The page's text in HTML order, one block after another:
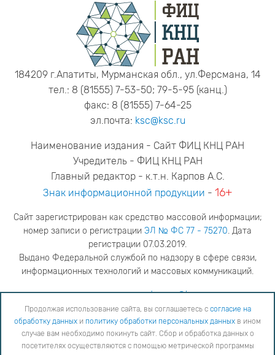
184209 г.Апатиты, Мурманская обл., ул.Ферсмана, 14
тел.: 8 (81555) 7-53-50; 79-5-95 (канц.)
факс: 8 (81555) 7-64-25
эл.почта: ksc@ksc.ru
Наименование издания - Сайт ФИЦ КНЦ РАН
Учредитель - ФИЦ КНЦ РАН
Главный редактор - к.т.н. Карпов А.С.
Знак информационной продукции - 16+
Сайт зарегистрирован как средство массовой информации;
номер записи о регистрации ЭЛ № ФС 77 - 75270. Дата
регистрации 07.03.2019.
Выдано Федеральной службой по надзору в сфере связи,
информационных технологий и массовых коммуникаций.
адрес редакцииya.stogova@ksc.ru
телефон редакции81555-79-516
Продолжая использование сайта, вы соглашаетесь с согласие на обработку данных
обработки персональных данных
в ином случае вам необходимо покинуть сайт. Сбор и обработка
данных о посетителях осуществляются с помощью метрической программы "Яндекс Метрика".
Продолжая использование сайта, вы соглашаетесь с согласие на
обработку данных и политику обработки персональных данных в ином
случае вам необходимо покинуть сайт. Сбор и обработка данных о
посетителях осуществляются с помощью метрической программы